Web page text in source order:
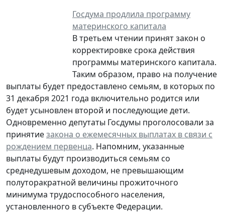
Госдума продлила программу
материнского капитала
В третьем чтении принят закон о
корректировке срока действия
программы материнского капитала.
Таким образом, право на получение
выплаты будет предоставлено семьям, в которых по
31 декабря 2021 года включительно родится или
будет усыновлен второй и последующие дети.
Одновременно депутаты Госдумы проголосовали за
принятиезакона о ежемесячных выплатах в связи с
рождением первенца. Напомним, указанные
выплаты будут производиться семьям со
среднедушевым доходом, не превышающим
полуторакратной величины прожиточного
минимума трудоспособного населения,
установленного в субъекте Федерации.